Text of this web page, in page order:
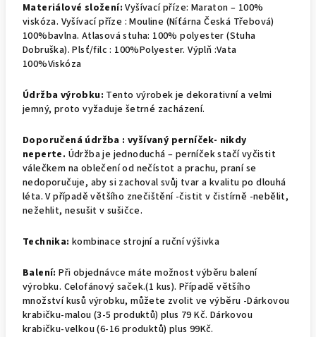
Materiálové složení: Vyšívací příze: Maraton – 100%
viskóza. Vyšívací příze : Mouline (Níťárna Česká Třebová)
100%bavlna. Atlasová stuha: 100% polyester (Stuha
Dobruška). Plsť/filc : 100%Polyester. Výplň :Vata
100%Viskóza
Údržba výrobku: Tento výrobek je dekorativní a velmi
jemný, proto vyžaduje šetrné zacházení.
Doporučená údržba : vyšívaný perníček- nikdy
neperte. Údržba je jednoduchá – perníček stačí vyčistit
válečkem na oblečení od nečístot a prachu, praní se
nedoporučuje, aby si zachoval svůj tvar a kvalitu po dlouhá
léta. V případě většího znečištění -čistit v čistírně -nebělit,
nežehlit, nesušit v sušičce.
Technika: kombinace strojní a ruční výšivka
Balení:Při objednávce máte možnost výběru balení
výrobku. Celofánový saček.(1 kus).Případě většího
množství kusů výrobku, můžete zvolit ve výběru -Dárkovou
krabičku-malou (3-5 produktů) plus 79 Kč. Dárkovou
krabičku-velkou (6-16 produktů) plus 99Kč.